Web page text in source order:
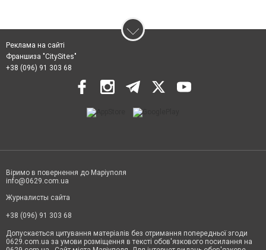
Реклама на сайті
Франшиза "CitySites"
+38 (096) 91 303 68
Віримо в повернення до Маріуполя
info@0629.com.ua
Журналисты сайта
+38 (096) 91 303 68
Допускається цитування матеріалів без отримання попередньої згоди
0629.com.ua за умови розміщення в тексті обов'язкового посилання на